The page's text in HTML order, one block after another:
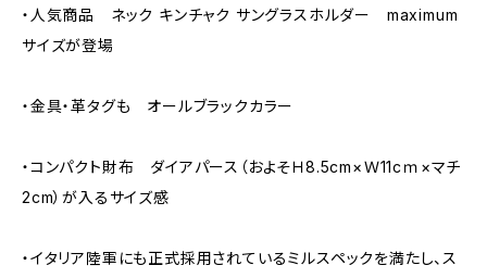
・人気商品 ネック キンチャク サングラスホルダー maximum
サイズが登場
・金具・革タグも オールブラックカラー
・コンパクト財布 ダイアパース（およそＨ8.5cm×Ｗ11cｍ×マチ
2cm）が入るサイズ感
・イタリア陸軍にも正式採用されているミルスペックを満たし、ス